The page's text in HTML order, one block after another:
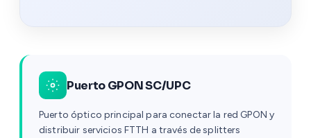
Puerto GPON SC/UPC
Puerto óptico principal para conectar la red GPON y
distribuir servicios FTTH a través de splitters